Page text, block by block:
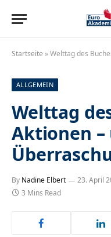
Startseite »Welttag des
ALLGEMEIN
Welttag
Aktionen –
By Nadine Elbert 23. April
3 Mins Read